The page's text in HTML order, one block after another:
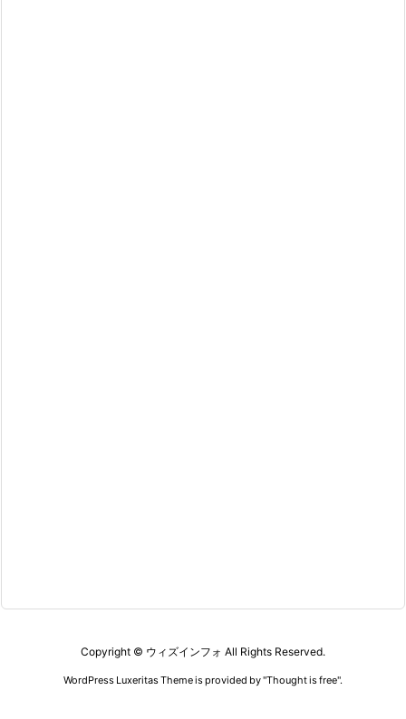
Copyright © ウィズインフォ All Rights Reserved.
WordPress Luxeritas Theme is provided by "Thought is free".